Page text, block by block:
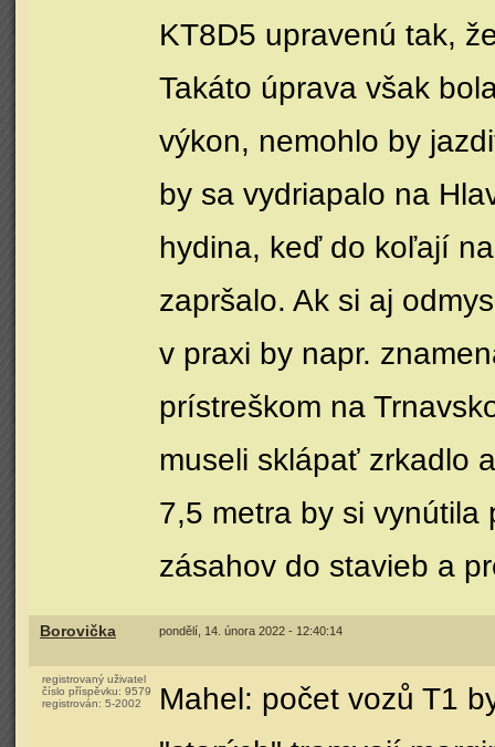
KT8D5 upravenú tak,
Takáto úprava však
výkon, nemohlo by
by sa vydriapalo na
hydina, keď do koľají
zapršalo. Ak si aj
v praxi by napr.
prístreškom na
museli sklápať zrkadlo
7,5 metra by si
zásahov do stavieb a
Borovička pondělí, 14. února 2022 - 12:40:14
registrovaný uživatel
číslo příspěvku: 9579
registrován: 5-2002
Mahel: počet vozů T1